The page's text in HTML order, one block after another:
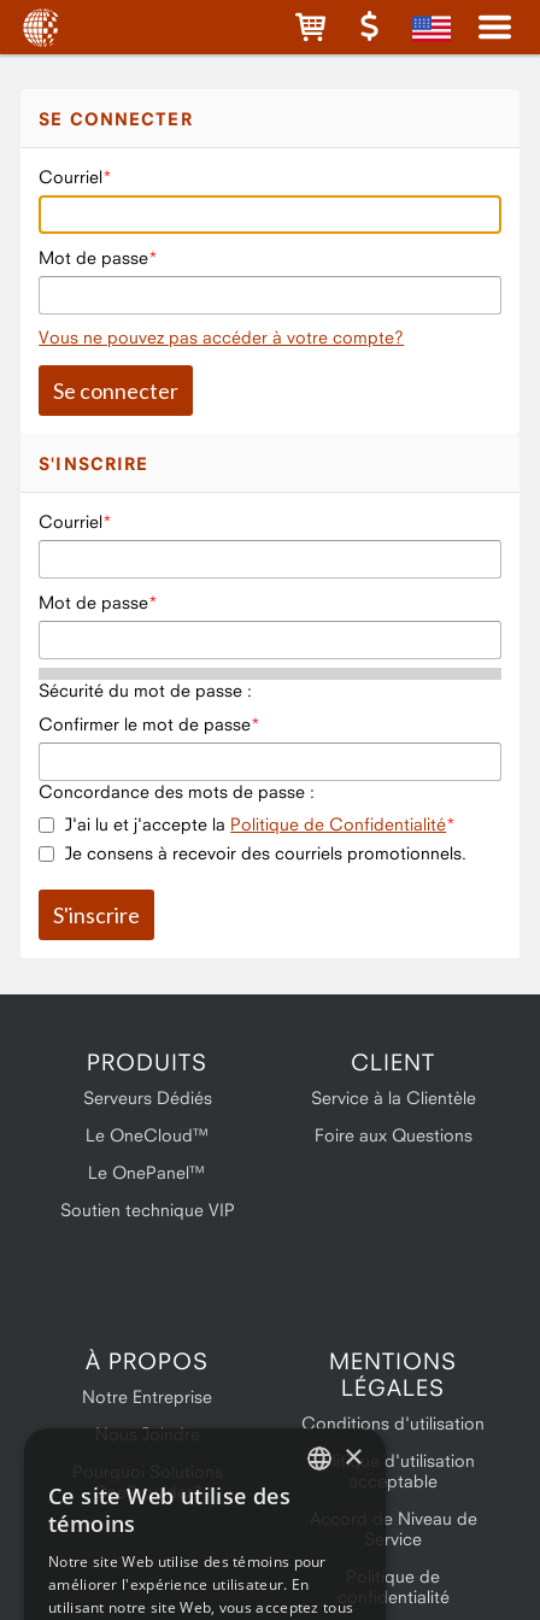
SE CONNECTER
Courriel
Mot de passe
Vous ne pouvez pas accéder à votre compte?
S'INSCRIRE
Courriel
Mot de passe
Sécurité du mot de passe :
Confirmer le mot de passe
Concordance des mots de passe :
J'ai lu et j'accepte la Politique de Confidentialité
Je consens à recevoir des courriels promotionnels.
PRODUITS
Serveurs Dédiés
Le OneCloud™
Le OnePanel™
Soutien technique VIP
CLIENT
Service à la Clientèle
Foire aux Questions
À PROPOS
Notre Entreprise
Nous Joindre
OneProvider?
MENTIONS
LÉGALES
Conditions d'utilisation
Politique d'utilisation
acceptable
Accord de Niveau de
Service
Politique de
confidentialité
×
Ce site Web utilise des
témoins
Notre site Web utilise des témoins pour
améliorer l'expérience utilisateur. En
utilisant notre site Web, vous acceptez tous